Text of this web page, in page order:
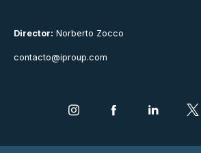
Director: Norberto Zocco
contacto@iproup.com